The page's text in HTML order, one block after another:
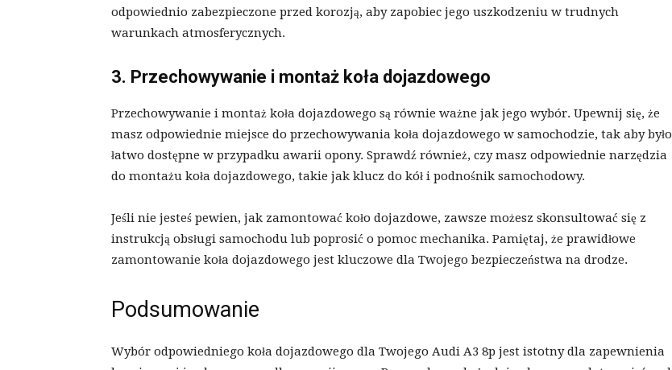
odpowiednio zabezpieczone przed korozją, aby zapobiec jego uszkodzeniu w trudnych
warunkach atmosferycznych.
3. Przechowywanie i montaż koła dojazdowego
Przechowywanie i montaż koła dojazdowego są równie ważne jak jego wybór. Upewnij się, że
masz odpowiednie miejsce do przechowywania koła dojazdowego w samochodzie, tak aby było
łatwo dostępne w przypadku awarii opony. Sprawdź również, czy masz odpowiednie narzędzia
do montażu koła dojazdowego, takie jak klucz do kół i podnośnik samochodowy.
Jeśli nie jesteś pewien, jak zamontować koło dojazdowe, zawsze możesz skonsultować się z
instrukcją obsługi samochodu lub poprosić o pomoc mechanika. Pamiętaj, że prawidłowe
zamontowanie koła dojazdowego jest kluczowe dla Twojego bezpieczeństwa na drodze.
Podsumowanie
Wybór odpowiedniego koła dojazdowego dla Twojego Audi A3 8p jest istotny dla zapewnienia